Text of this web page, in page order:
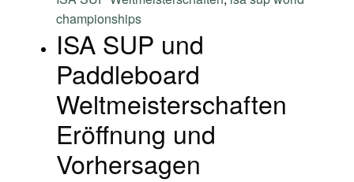
championships
ISA SUP und
Paddleboard
Weltmeisterschaften
Eröffnung und
Vorhersagen